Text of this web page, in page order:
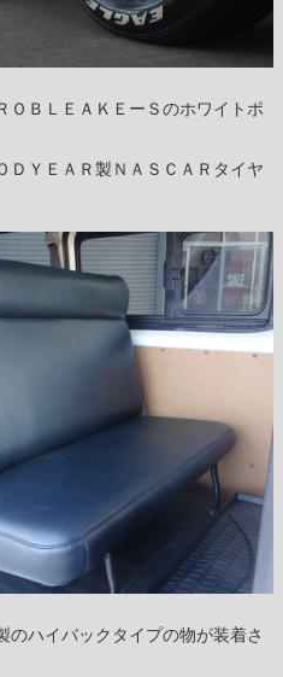
ＯＢＬＥＡＫＥーＳのホワイトポ
ＤＹＥＡＲ製ＮＡＳＣＡＲタイヤ
のハイバックタイプの物が装着さ